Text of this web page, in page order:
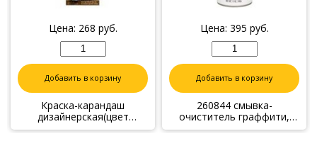
Цена: 268 руб.
Добавить в корзину
Краска-карандаш
дизайнерская(цвет
золотой металлик),
Цена: 395 руб.
Добавить в корзину
260844 смывка-
очиститель граффити,
спрей 0,340 г